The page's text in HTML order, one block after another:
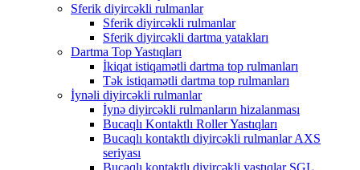
Sferik diyircəkli rulmanlar
Sferik diyircəkli rulmanlar
Sferik diyircəkli dartma yatakları
Dartma Top Yastıqları
İkiqat istiqamətli dartma top rulmanları
Tək istiqamətli dartma top rulmanları
İynəli diyircəkli rulmanlar
İynə diyircəkli rulmanların hizalanması
Bucaqlı Kontaktlı Roller Yastıqları
Bucaqlı kontaktlı diyircəkli rulmanlar AXS
seriyası
Bucaqlı kontaktlı diyircəkli yastıqlar SGL